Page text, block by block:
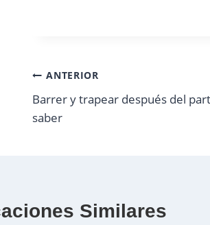
Navegación
de
ANTERIOR
Barrer y trapear después del
saber
Similares